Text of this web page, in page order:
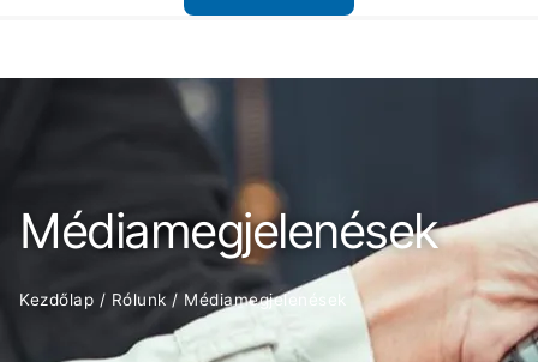
Médiamegjelenések
Kezdőlap / Rólunk / Médiamegjelenések